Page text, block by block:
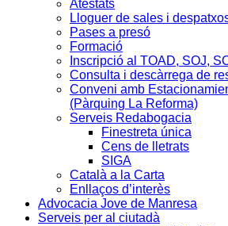
Atestats
Lloguer de sales i
Pases a presó
Formació
Inscripció al TOAD, SOJ,
Consulta i descàrrega de
Conveni amb
(Pàrquing La Reforma)
Serveis Redabogacia
Finestreta única
Cens de lletrats
SIGA
Català a la Carta
Enllaços d’interès
Advocacia Jove de Manresa
Serveis per al ciutadà